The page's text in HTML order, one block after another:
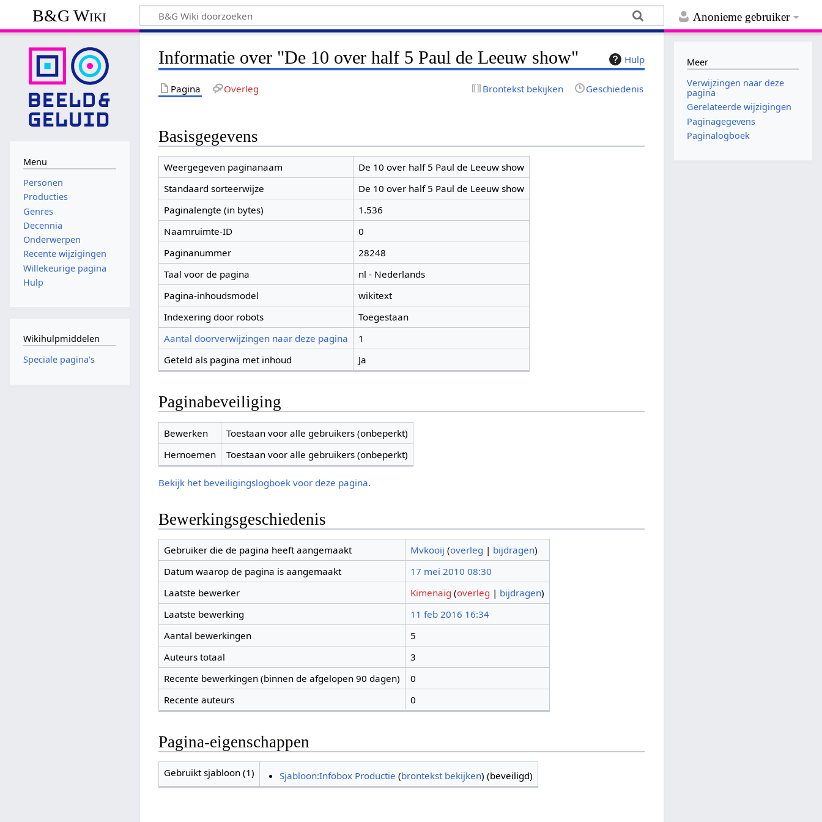
Anonieme gebruiker
B&G Wiki
Hulp
Informatie over "De 10 over half 5 Paul de Leeuw show"
Pagina Overleg Brontekst bekijken Geschiedenis
Basisgegevens
Weergegeven paginanaam
De 10 over half 5 Paul de Leeuw show
Standaard sorteerwijze
De 10 over half 5 Paul de Leeuw show
Paginalengte (in bytes)
1.536
Naamruimte-ID
0
Paginanummer
28248
Taal voor de pagina
nl - Nederlands
Pagina-inhoudsmodel
wikitext
Indexering door robots
Toegestaan
Aantal doorverwijzingen naar deze pagina
1
Geteld als pagina met inhoud
Ja
Paginabeveiliging
Bewerken
Toestaan voor alle gebruikers (onbeperkt)
Hernoemen
Toestaan voor alle gebruikers (onbeperkt)
Bekijk het beveiligingslogboek voor deze pagina.
Bewerkingsgeschiedenis
Gebruiker die de pagina heeft aangemaakt Mvkooij (overleg | bijdragen)
Datum waarop de pagina is aangemaakt
17 mei 2010 08:30
Laatste bewerker
Kimenaig (overleg | bijdragen)
Laatste bewerking
11 feb 2016 16:34
Aantal bewerkingen
5
Auteurs totaal
3
Recente bewerkingen (binnen de afgelopen 90 dagen)
0
Recente auteurs
0
Pagina-eigenschappen
Gebruikt sjabloon (1) Sjabloon:Infobox Productie (brontekst bekijken) (beveiligd)
Menu
Personen
Producties
Genres
Decennia
Onderwerpen
Recente wijzigingen
Willekeurige pagina
Hulp
Wikihulpmiddelen
Speciale pagina's
Meer
Verwijzingen naar deze
pagina
Gerelateerde wijzigingen
Paginagegevens
Paginalogboek